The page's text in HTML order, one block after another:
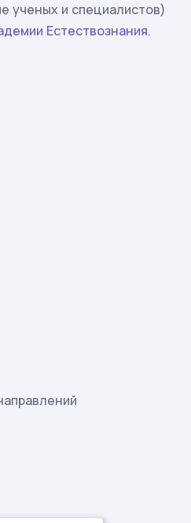
ученых и специалистов)
Естествознания.